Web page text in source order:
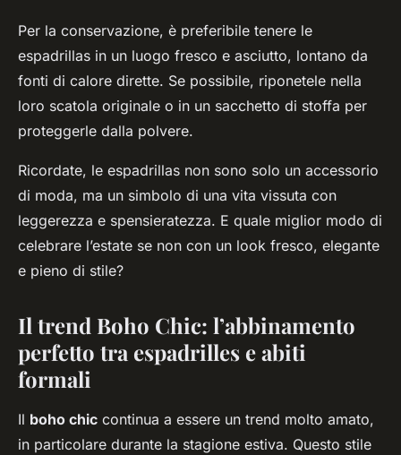
Per la conservazione, è preferibile tenere le
espadrillas in un luogo fresco e asciutto, lontano da
fonti di calore dirette. Se possibile, riponetele nella
loro scatola originale o in un sacchetto di stoffa per
proteggerle dalla polvere.
Ricordate, le espadrillas non sono solo un accessorio
di moda, ma un simbolo di una vita vissuta con
leggerezza e spensieratezza. E quale miglior modo di
celebrare l’estate se non con un look fresco, elegante
e pieno di stile?
Il trend Boho Chic: l’abbinamento
perfetto tra espadrilles e abiti
formali
Il boho chic continua a essere un trend molto amato,
in particolare durante la stagione estiva. Questo stile